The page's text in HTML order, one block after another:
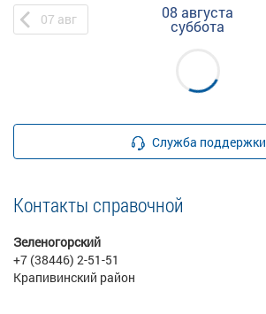
07 авг 08 августа
суббота
Служба поддержки
Контакты справочной
Зеленогорский
+7 (38446) 2-51-51
Крапивинский район